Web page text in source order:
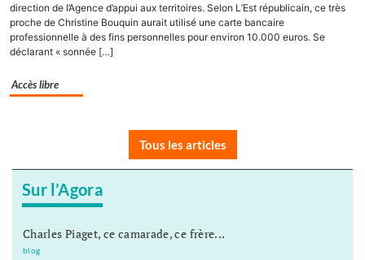
direction de l’Agence d’appui aux territoires. Selon L’Est républicain, ce très
proche de Christine Bouquin aurait utilisé une carte bancaire
professionnelle à des fins personnelles pour environ 10.000 euros. Se
déclarant « sonnée […]
Accès libre
Tous les articles
Sur l’Agora
Charles Piaget, ce camarade, ce frère...
blog